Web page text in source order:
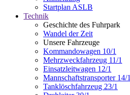
Startplan ASLB
Technik
Geschichte des Fuhrpark
Wandel der Zeit
Unsere Fahrzeuge
Kommandowagen 10/1
Mehrzweckfahrzeug 11/1
Einsatzleitwagen 12/1
Mannschaftstransporter 14/1
Tanklöschfahrzeug 23/1